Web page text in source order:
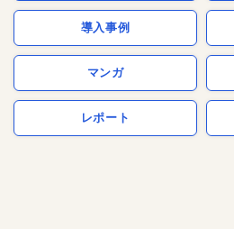
導入事例
マンガ
レポート